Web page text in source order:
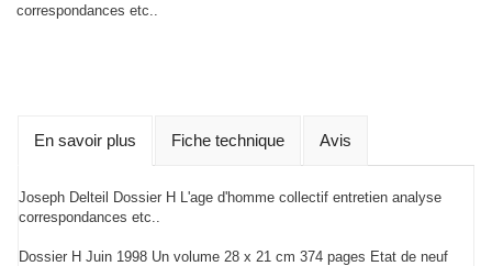
correspondances etc..
En savoir plus Fiche technique Avis
Joseph Delteil Dossier H L'age d'homme collectif entretien analyse
correspondances etc..
Dossier H Juin 1998 Un volume 28 x 21 cm 374 pages Etat de neuf